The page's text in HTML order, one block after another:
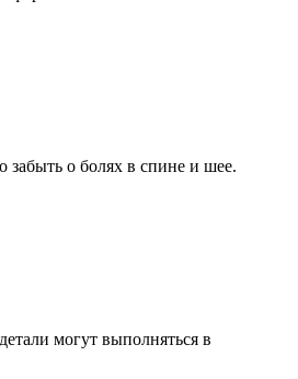
забыть о болях в спине и шее.
могут выполняться в